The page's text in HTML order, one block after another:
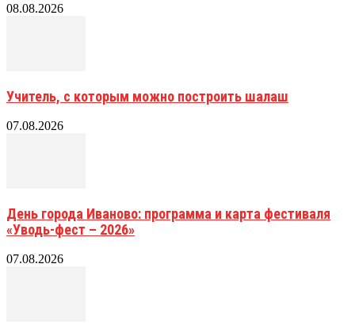
08.08.2026
Учитель, с которым можно построить шалаш
07.08.2026
День города Иваново: программа и карта фестиваля
«Уводь-фест – 2026»
07.08.2026